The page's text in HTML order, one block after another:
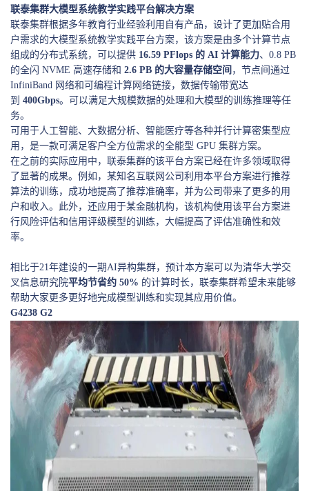
联泰集群大模型系统教学实践平台解决方案
联泰集群根据多年教育行业经验利用自有产品，设计了更加贴合用
户需求的大模型系统教学实践平台方案，该方案是由多个计算节点
组成的分布式系统，可以提供 16.59 PFlops 的 AI 计算能力、0.8 PB
的全闪 NVME 高速存储和 2.6 PB 的大容量存储空间 ，节点间通过
InfiniBand 网络和可编程计算网络链接，数据传输带宽达
到 400Gbps。可以满足大规模数据的处理和大模型的训练推理等任
务。
可用于人工智能、大数据分析、智能医疗等各种并行计算密集型应
用，是一款可满足客户全方位需求的全能型 GPU 集群方案。
在之前的实际应用中，联泰集群的该平台方案已经在许多领域取得
了显著的成果。例如，某知名互联网公司利用本平台方案进行推荐
算法的训练，成功地提高了推荐准确率，并为公司带来了更多的用
户和收入。此外，还应用于某金融机构，该机构使用该平台方案进
行风险评估和信用评级模型的训练，大幅提高了评估准确性和效
率。
相比于21年建设的一期AI异构集群，预计本方案可以为清华大学交
叉信息研究院平均节省约 50% 的计算时长，联泰集群希望未来能够
帮助大家更多更好地完成模型训练和实现其应用价值。
G4238 G2